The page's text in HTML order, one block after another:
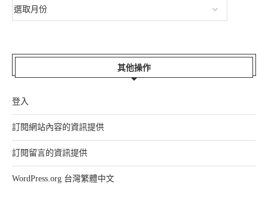
其他操作
登入
訂閱網站內容的資訊提供
訂閱留言的資訊提供
WordPress.org 台灣繁體中文